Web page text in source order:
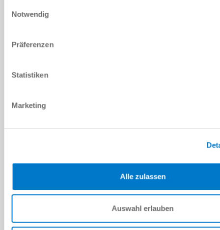
Notwendig
Präferenzen
Statistiken
Marketing
Alle zulassen
Auswahl erlauben
다운로드
설치 및 작동 지침